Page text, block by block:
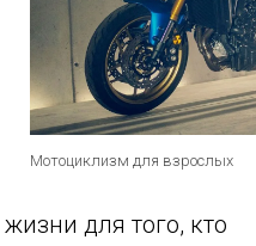
Мотоциклизм для взрослых
для того, кто